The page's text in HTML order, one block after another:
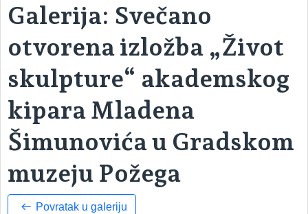
Galerija: Svečano
otvorena izložba „Život
skulpture“ akademskog
kipara Mladena
Šimunovića u Gradskom
muzeju Požega
Povratak u galeriju